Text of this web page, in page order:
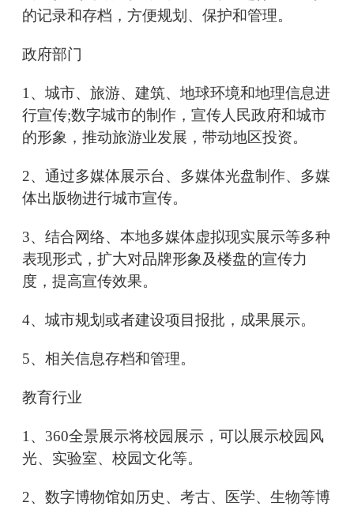
的记录和存档，方便规划、保护和管理。
政府部门
1、城市、旅游、建筑、地球环境和地理信息进
行宣传;数字城市的制作，宣传人民政府和城市
的形象，推动旅游业发展，带动地区投资。
2、通过多媒体展示台、多媒体光盘制作、多媒
体出版物进行城市宣传。
3、结合网络、本地多媒体虚拟现实展示等多种
表现形式，扩大对品牌形象及楼盘的宣传力
度，提高宣传效果。
4、城市规划或者建设项目报批，成果展示。
5、相关信息存档和管理。
教育行业
1、360全景展示将校园展示，可以展示校园风
光、实验室、校园文化等。
2、数字博物馆如历史、考古、医学、生物等博